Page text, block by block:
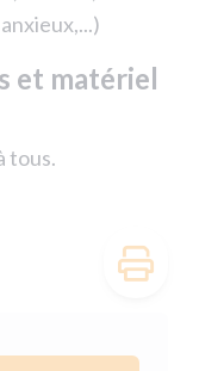
et matériel
tous.